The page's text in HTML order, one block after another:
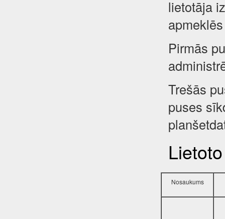
lietotāja
Pirmās
Trešās
puses
Nosaukums